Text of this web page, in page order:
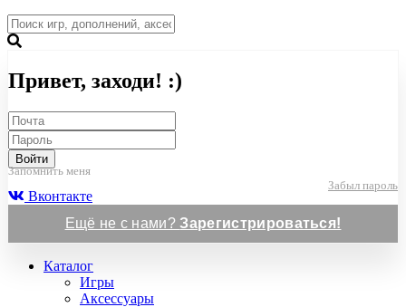
Привет, заходи! :)
Войти
Запомнить меня
Забыл пароль
Вконтакте
Ещё не с нами?Зарегистрироваться!
Каталог
Игры
Аксессуары